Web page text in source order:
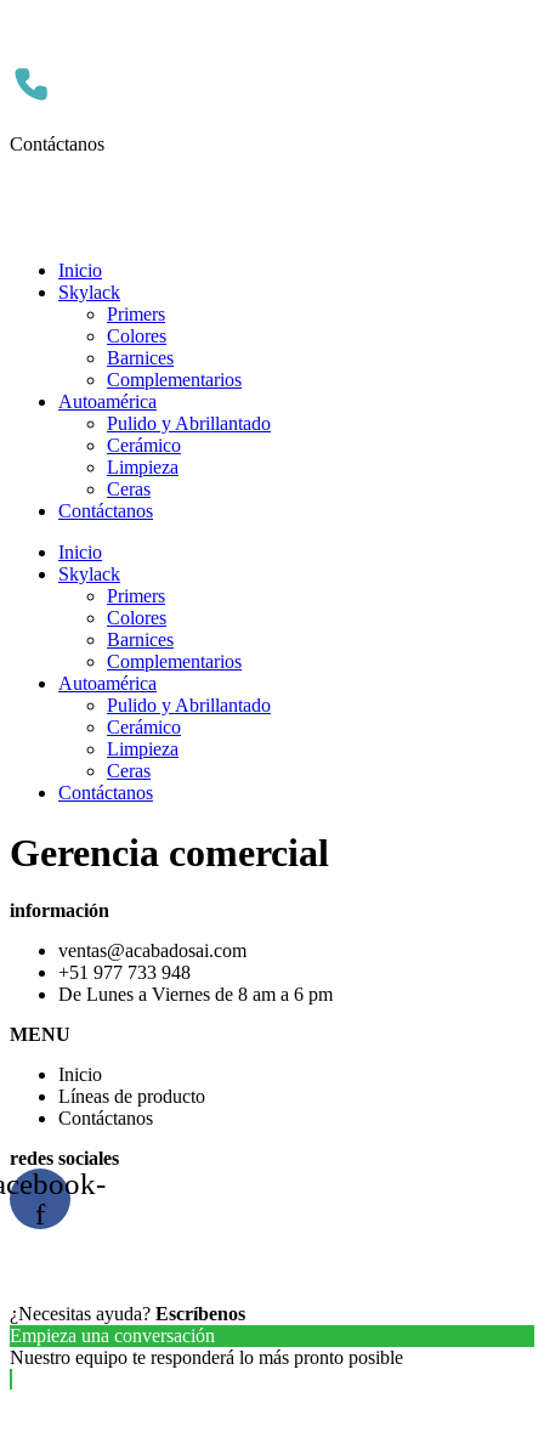
Contáctanos
Inicio
Skylack
Primers
Colores
Barnices
Complementarios
Autoamérica
Pulido y Abrillantado
Cerámico
Limpieza
Ceras
Contáctanos
Inicio
Skylack
Primers
Colores
Barnices
Complementarios
Autoamérica
Pulido y Abrillantado
Cerámico
Limpieza
Ceras
Contáctanos
Gerencia comercial
información
ventas@acabadosai.com
+51 977 733 948
De Lunes a Viernes de 8 am a 6 pm
MENU
Inicio
Líneas de producto
Contáctanos
redes sociales
f
¿Necesitas ayuda? Escríbenos
Empieza una conversación
Nuestro equipo te responderá lo más pronto posible